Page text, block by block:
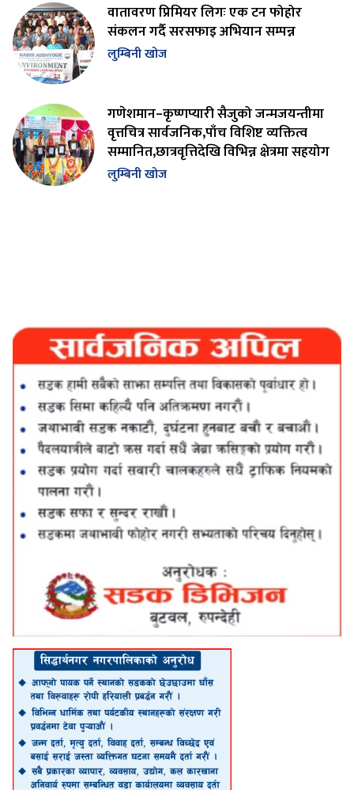
वातावरण प्रिमियर लिगः एक टन फोहोर
संकलन गर्दै सरसफाइ अभियान सम्पन्न
लुम्बिनी खोज
गणेशमान–कृष्णप्यारी सैजुको जन्मजयन्तीमा
वृत्तचित्र सार्वजनिक,पाँच विशिष्ट व्यक्तित्व
सम्मानित,छात्रवृत्तिदेखि विभिन्न क्षेत्रमा सहयोग
लुम्बिनी खोज